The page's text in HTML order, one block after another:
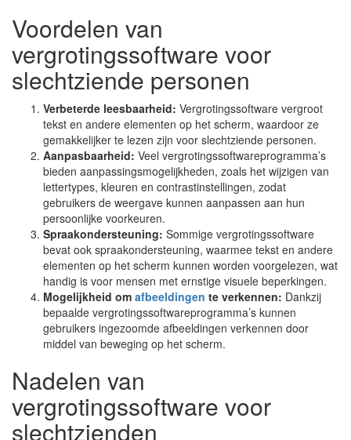
Voordelen van
vergrotingssoftware voor
slechtziende personen
Verbeterde leesbaarheid: Vergrotingssoftware vergroot
tekst en andere elementen op het scherm, waardoor ze
gemakkelijker te lezen zijn voor slechtziende personen.
Aanpasbaarheid: Veel vergrotingssoftwareprogramma’s
bieden aanpassingsmogelijkheden, zoals het wijzigen van
lettertypes, kleuren en contrastinstellingen, zodat
gebruikers de weergave kunnen aanpassen aan hun
persoonlijke voorkeuren.
Spraakondersteuning: Sommige vergrotingssoftware
bevat ook spraakondersteuning, waarmee tekst en andere
elementen op het scherm kunnen worden voorgelezen, wat
handig is voor mensen met ernstige visuele beperkingen.
Mogelijkheid om afbeeldingen te verkennen: Dankzij
bepaalde vergrotingssoftwareprogramma’s kunnen
gebruikers ingezoomde afbeeldingen verkennen door
middel van beweging op het scherm.
Nadelen van
vergrotingssoftware voor
slechtzienden